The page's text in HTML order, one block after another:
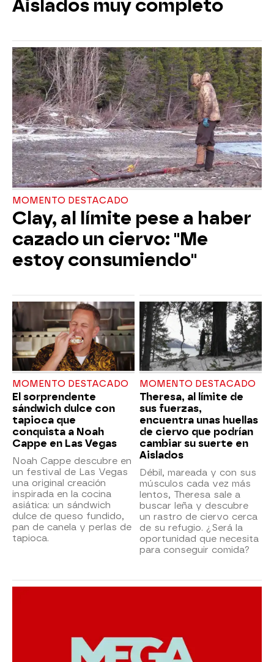
Aislados muy completo
MOMENTO DESTACADO
Clay, al límite pese a haber
cazado un ciervo: "Me
estoy consumiendo"
MOMENTO DESTACADO
El sorprendente
sándwich dulce con
tapioca que
conquista a Noah
Cappe en Las Vegas
Noah Cappe descubre en
un festival de Las Vegas
una original creación
inspirada en la cocina
asiática: un sándwich
dulce de queso fundido,
pan de canela y perlas de
tapioca.
MOMENTO DESTACADO
Theresa, al límite de
sus fuerzas,
encuentra unas huellas
de ciervo que podrían
cambiar su suerte en
Aislados
Débil, mareada y con sus
músculos cada vez más
lentos, Theresa sale a
buscar leña y descubre
un rastro de ciervo cerca
de su refugio. ¿Será la
oportunidad que necesita
para conseguir comida?